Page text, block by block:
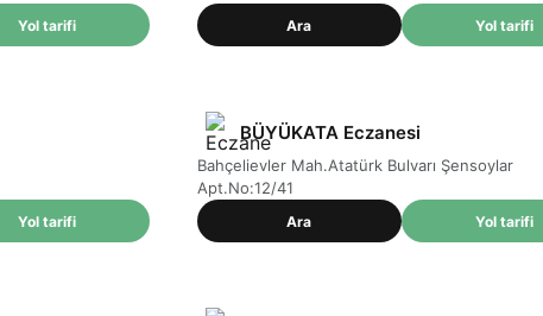
Yol tarifi Ara Yol tarifi
Yol tarifi
BÜYÜKATA Eczanesi
Bahçelievler Mah.Atatürk Bulvarı Şensoylar
Apt.No:12/41
Ara Yol tarifi